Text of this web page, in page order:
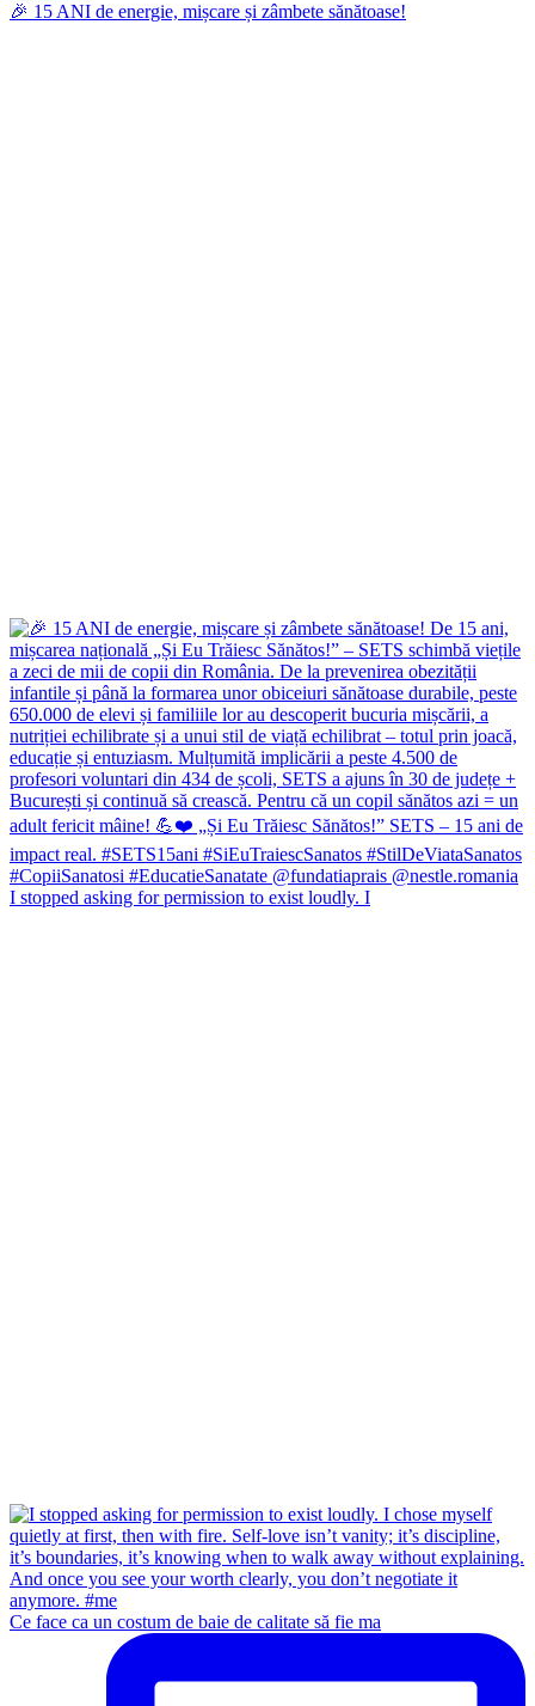
🎉 15 ANI de energie, mișcare și zâmbete sănătoase!
I stopped asking for permission to exist loudly. I
Ce face ca un costum de baie de calitate să fie ma